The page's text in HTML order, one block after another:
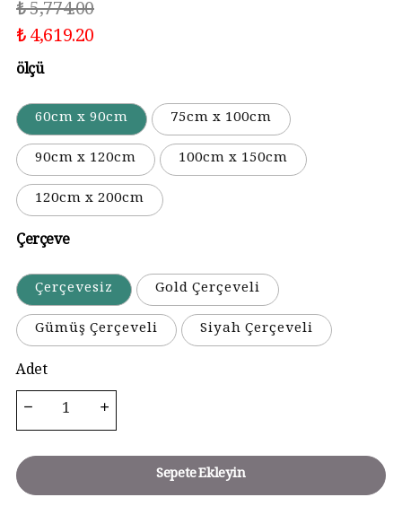
₺ 5,774.00
₺ 4,619.20
ölçü
60cm x 90cm
75cm x 100cm
90cm x 120cm
100cm x 150cm
120cm x 200cm
Çerçeve
Çerçevesiz
Gold Çerçeveli
Gümüş Çerçeveli
Siyah Çerçeveli
Adet
Sepete Ekleyin